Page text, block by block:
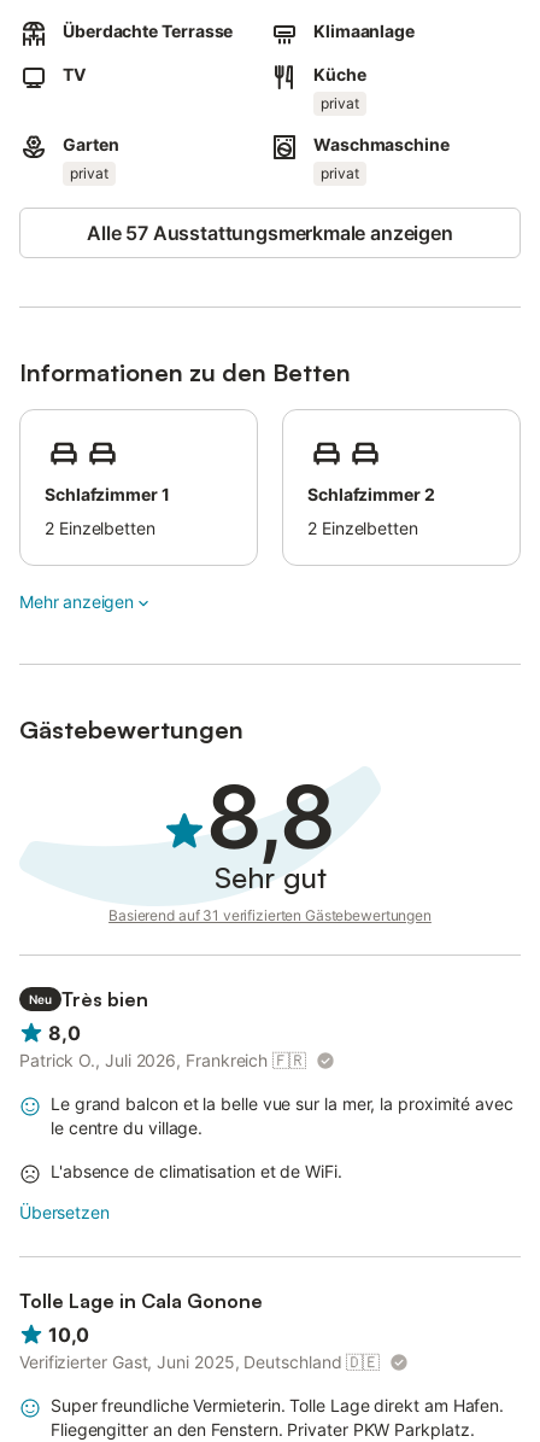
Klimaanlage und WLAN stehen Ihnen zur Verfügung.
Das Innere der Unterkunft ist stufenlos zugänglich und
Es gibt Hinweise zur korrekten Mülltrennung; weitere
Informationen erhalten Sie vor Ort.
- Handtücher für Strand bzw. Pool Kosten 20,00 € pro
Aufenthalt
Überdachte Terrasse Klimaanlage
TV Küche
privat
Garten
privat
Waschmaschine
privat
Alle 57 Ausstattungsmerkmale anzeigen
Informationen zu den Betten
Schlafzimmer 1
2 Einzelbetten
Schlafzimmer 2
2 Einzelbetten
Mehr anzeigen
Gästebewertungen
8,8
Sehr gut
Basierend auf 31 verifizierten Gästebewertungen
Neu
Très bien
8,0
Patrick O., Juli 2026, Frankreich 🇫🇷
Le grand balcon et la belle vue sur la mer, la proximité avec
le centre du village.
L'absence de climatisation et de WiFi.
Übersetzen
Tolle Lage in Cala Gonone
10,0
Verifizierter Gast, Juni 2025, Deutschland 🇩🇪
Super freundliche Vermieterin. Tolle Lage direkt am Hafen.
Fliegengitter an den Fenstern. Privater PKW Parkplatz.